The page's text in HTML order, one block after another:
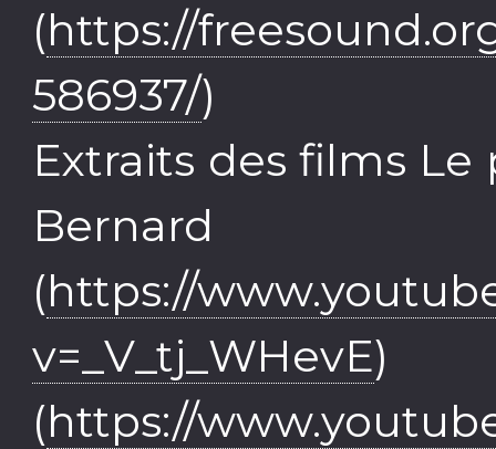
(https://
586937/)
Extraits des films
(https://
v=_V_tj_WHevE)
(https://